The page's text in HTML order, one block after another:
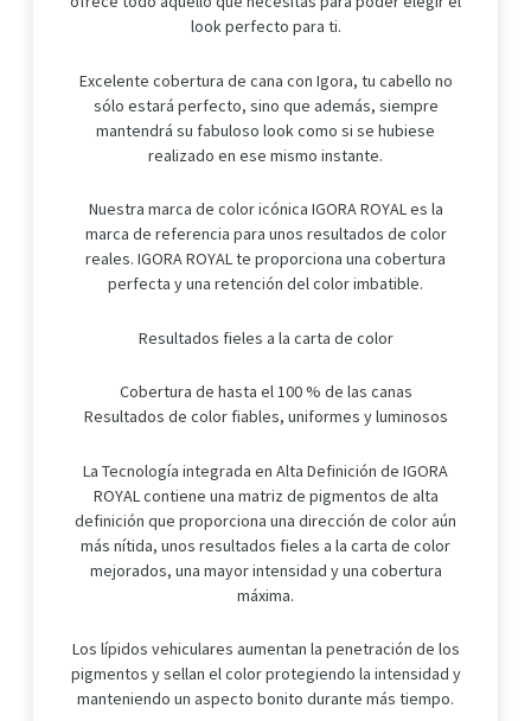
look perfecto para ti.
Excelente cobertura de cana con Igora, tu cabello no
sólo estará perfecto, sino que además, siempre
mantendrá su fabuloso look como si se hubiese
realizado en ese mismo instante.
Nuestra marca de color icónica IGORA ROYAL es la
marca de referencia para unos resultados de color
reales. IGORA ROYAL te proporciona una cobertura
perfecta y una retención del color imbatible.
Resultados fieles a la carta de color
Cobertura de hasta el 100 % de las canas
Resultados de color fiables, uniformes y luminosos
La Tecnología integrada en Alta Definición de IGORA
ROYAL contiene una matriz de pigmentos de alta
definición que proporciona una dirección de color aún
más nítida, unos resultados fieles a la carta de color
mejorados, una mayor intensidad y una cobertura
máxima.
Los lípidos vehiculares aumentan la penetración de los
pigmentos y sellan el color protegiendo la intensidad y
manteniendo un aspecto bonito durante más tiempo.